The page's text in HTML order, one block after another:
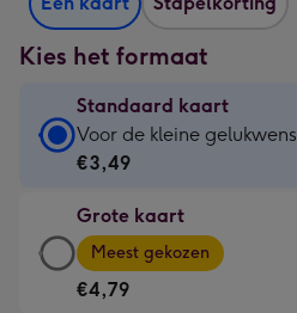
Kies het formaat
Standaard kaart
Standaard
kaart
€3,49
-
Voor
Voor de kleine gelukwens
€3,49
Grote kaart
Grote
kaart
-
Meest gekozen
€4,79